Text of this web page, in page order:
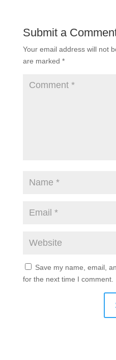
Submit a
Your email address will not
are marked *
Save my name, email,
for the next time I comment.